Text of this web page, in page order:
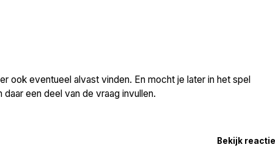
ook eventueel alvast vinden. En mocht je later in het spel
een deel van de vraag invullen.
Bekijk